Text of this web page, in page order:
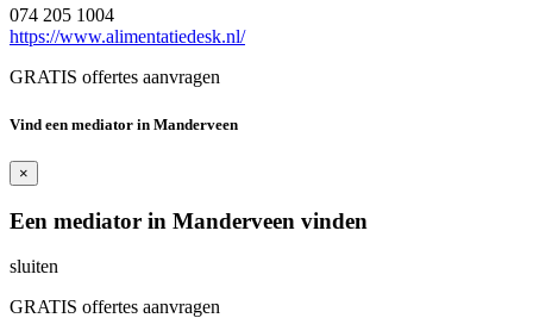
074 205 1004
https://www.alimentatiedesk.nl/
GRATIS offertes aanvragen
Vind een mediator in Manderveen
×
Een mediator in Manderveen vinden
sluiten
GRATIS offertes aanvragen